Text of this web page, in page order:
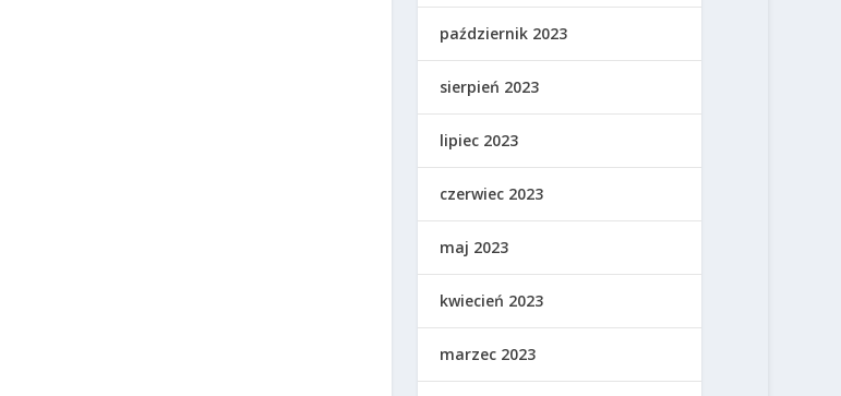
październik 2023
sierpień 2023
lipiec 2023
czerwiec 2023
maj 2023
kwiecień 2023
marzec 2023